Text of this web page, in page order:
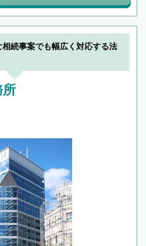
相続事案でも幅広く対応する法
所